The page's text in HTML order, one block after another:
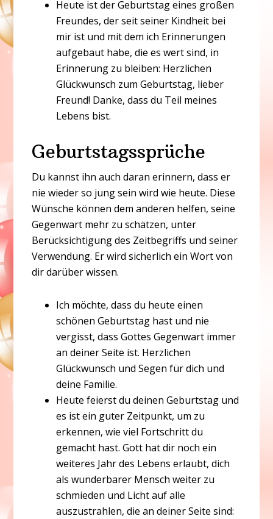
Heute ist der Geburtstag eines großen
Freundes, der seit seiner Kindheit bei
mir ist und mit dem ich Erinnerungen
aufgebaut habe, die es wert sind, in
Erinnerung zu bleiben: Herzlichen
Glückwunsch zum Geburtstag, lieber
Freund! Danke, dass du Teil meines
Lebens bist.
Geburtstagssprüche
Du kannst ihn auch daran erinnern, dass er
nie wieder so jung sein wird wie heute. Diese
Wünsche können dem anderen helfen, seine
Gegenwart mehr zu schätzen, unter
Berücksichtigung des Zeitbegriffs und seiner
Verwendung. Er wird sicherlich ein Wort von
dir darüber wissen.
Ich möchte, dass du heute einen
schönen Geburtstag hast und nie
vergisst, dass Gottes Gegenwart immer
an deiner Seite ist. Herzlichen
Glückwunsch und Segen für dich und
deine Familie.
Heute feierst du deinen Geburtstag und
es ist ein guter Zeitpunkt, um zu
erkennen, wie viel Fortschritt du
gemacht hast. Gott hat dir noch ein
weiteres Jahr des Lebens erlaubt, dich
als wunderbarer Mensch weiter zu
schmieden und Licht auf alle
auszustrahlen, die an deiner Seite sind: